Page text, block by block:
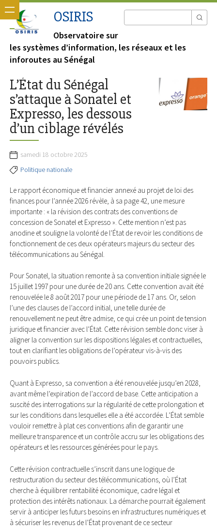
OSIRIS
Observatoire sur
les systèmes d’information, les réseaux et les
inforoutes au Sénégal
L’État du Sénégal
s’attaque à Sonatel et
Expresso, les dessous
d’un ciblage révélés
samedi 18 octobre 2025
Politique nationale
Le rapport économique et financier annexé au projet de loi des
finances pour l’année 2026 révèle, à sa page 42, une mesure
importante : « la révision des contrats des conventions de
concession de Sonatel et Expresso ». Cette mention n’est pas
anodine et souligne la volonté de l’État de revoir les conditions de
fonctionnement de ces deux opérateurs majeurs du secteur des
télécommunications au Sénégal.
Pour Sonatel, la situation remonte à sa convention initiale signée le
15 juillet 1997 pour une durée de 20 ans. Cette convention avait été
renouvelée le 8 août 2017 pour une période de 17 ans. Or, selon
l’une des clauses de l’accord initial, une telle durée de
renouvellement ne peut être admise, ce qui crée un point de tension
juridique et financier avec l’État. Cette révision semble donc viser à
aligner la convention sur les dispositions légales et contractuelles,
tout en clarifiant les obligations de l’opérateur vis-à-vis des
pouvoirs publics.
Quant à Expresso, sa convention a été renouvelée jusqu’en 2028,
avant même l’expiration de l’accord de base. Cette anticipation a
suscité des interrogations sur la régularité de cette prolongation et
sur les conditions dans lesquelles elle a été accordée. L’État semble
vouloir remettre à plat ces conventions afin de garantir une
meilleure transparence et un contrôle accru sur les obligations des
opérateurs et les ressources générées pour le pays.
Cette révision contractuelle s’inscrit dans une logique de
restructuration du secteur des télécommunications, où l’État
cherche à équilibrer rentabilité économique, cadre légal et
protection des intérêts nationaux. La démarche pourrait également
servir à anticiper les futurs besoins en infrastructures numériques et
à sécuriser les revenus de l’État provenant de ce secteur